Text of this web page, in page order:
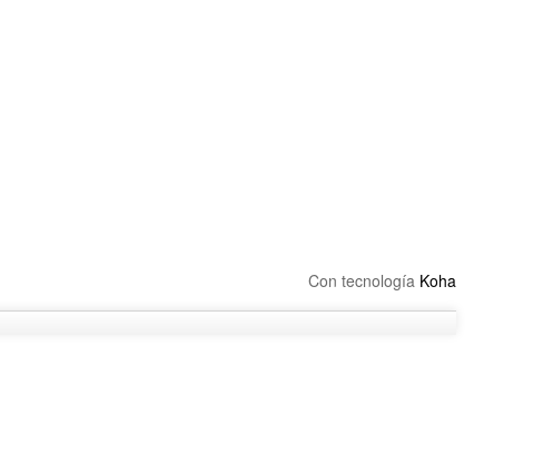
Con tecnología Koha